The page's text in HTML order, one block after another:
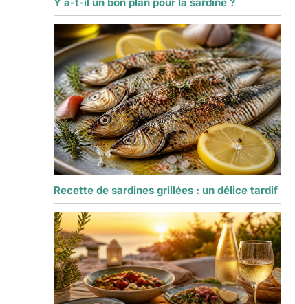
Recette de sardines grillées : un délice tardif